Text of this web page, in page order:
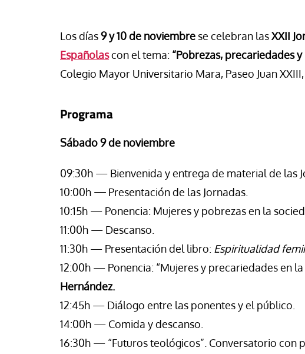
Los días9 y 10 de noviembre se celebran lasXXII
Españolascon el tema: “Pobrezas, precariedades
Colegio Mayor Universitario Mara, Paseo Juan
Programa
Sábado 9 de noviembre
09:30h — Bienvenida y entrega de material de las
10:00h — Presentación de las Jornadas.
10:15h — Ponencia: Mujeres y pobrezas en la
11:00h — Descanso.
11:30h — Presentación del libro: Espiritualidad
12:00h — Ponencia: “Mujeres y precariedades en
Hernández.
12:45h — Diálogo entre las ponentes y el público.
14:00h — Comida y descanso.
16:30h — “Futuros teológicos”. Conversatorio con
de Migraciones pide una
urgente para más de
menores que permanecen
Luis Palacios
#EstáPasando
León XIV visitará Uruguay,
Argentina y Perú a